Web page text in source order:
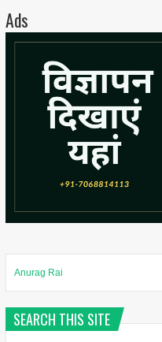
Ads
Anurag Rai
SEARCH THIS SITE